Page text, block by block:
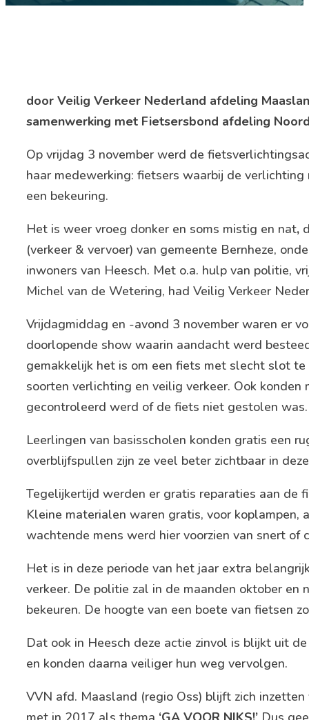
door Veilig Verkeer Nederland afdeling
samenwerking met Fietsersbond afdeling
Op vrijdag 3 november werd de
haar medewerking: fietsers waarbij de
een bekeuring.
Het is weer vroeg donker en soms mistig en nat,
(verkeer & vervoer) van gemeente Bernheze,
inwoners van Heesch. Met o.a. hulp van politie,
Michel van de Wetering, had Veilig Verkeer
Vrijdagmiddag en -avond 3 november waren er
doorlopende show waarin aandacht werd
gemakkelijk het is om een fiets met slecht slot
soorten verlichting en veilig verkeer. Ook
gecontroleerd werd of de fiets niet gestolen was.
Leerlingen van basisscholen konden gratis een
overblijfspullen zijn ze veel beter zichtbaar in
Tegelijkertijd werden er gratis reparaties aan de
Kleine materialen waren gratis, voor
wachtende mens werd hier voorzien van snert of
Het is in deze periode van het jaar extra
verkeer. De politie zal in de maanden oktober
bekeuren. De hoogte van een boete van fietsen
Dat ook in Heesch deze actie zinvol is blijkt uit
en konden daarna veiliger hun weg vervolgen.
VVN afd. Maasland (regio Oss) blijft zich